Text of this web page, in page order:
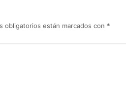
obligatorios están marcados con *